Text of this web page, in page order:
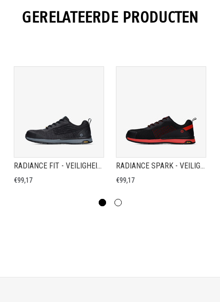
GERELATEERDE PRODUCTEN
RADIANCE FIT - VEILIGHEIDSSCHOEN S1P
€99,17
RADIANCE SPARK - VEILIGHEIDSSCHOEN S1P
€99,17